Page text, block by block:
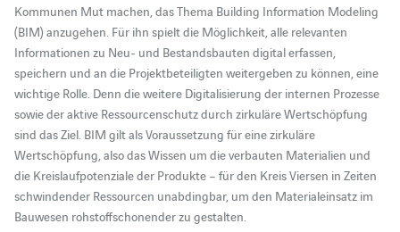
Kommunen Mut machen, das Thema Building Information Modeling
(BIM) anzugehen. Für ihn spielt die Möglichkeit, alle relevanten
Informationen zu Neu- und Bestandsbauten digital erfassen,
speichern und an die Projektbeteiligten weitergeben zu können, eine
wichtige Rolle. Denn die weitere Digitalisierung der internen Prozesse
sowie der aktive Ressourcenschutz durch zirkuläre Wertschöpfung
sind das Ziel. BIM gilt als Voraussetzung für eine zirkuläre
Wertschöpfung, also das Wissen um die verbauten Materialien und
die Kreislaufpotenziale der Produkte – für den Kreis Viersen in Zeiten
schwindender Ressourcen unabdingbar, um den Materialeinsatz im
Bauwesen rohstoffschonender zu gestalten.